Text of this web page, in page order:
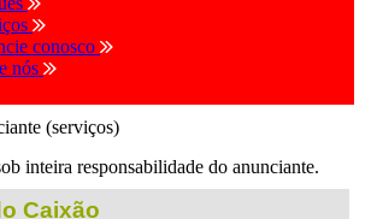
conosco
nós
(serviços)
inteira responsabilidade do anunciante.
Caixão